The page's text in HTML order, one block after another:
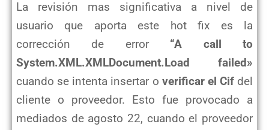
La revisión mas significativa a nivel de
usuario que aporta este hot fix es la
corrección de error “A call to
System.XML.XMLDocument.Load failed»
cuando se intenta insertar o verificar el Cifdel
cliente o proveedor. Esto fue provocado a
mediados de agosto 22, cuando el proveedor